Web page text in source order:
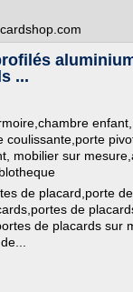
...
enfant,
coulissante,porte
mobilier sur
de placard,porte
de
de placards sur